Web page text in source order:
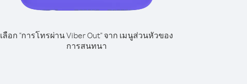
เลือก "การโทรผ่าน Viber Out" จาก เมนูส่วนหัวของ
การสนทนา